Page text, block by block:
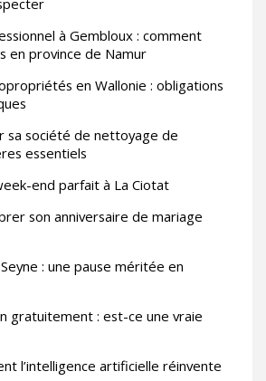
à Gembloux : comment
en province de Namur
en Wallonie : obligations
sa société de nettoyage de
essentiels
end parfait à La Ciotat
son anniversaire de mariage
: une pause méritée en
gratuitement : est-ce une vraie
l’intelligence artificielle réinvente